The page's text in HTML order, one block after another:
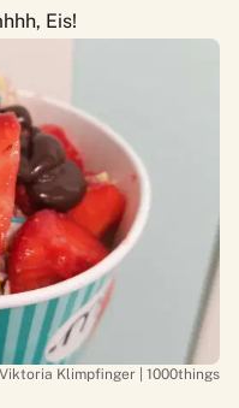
Eis!
Klimpfinger | 1000things